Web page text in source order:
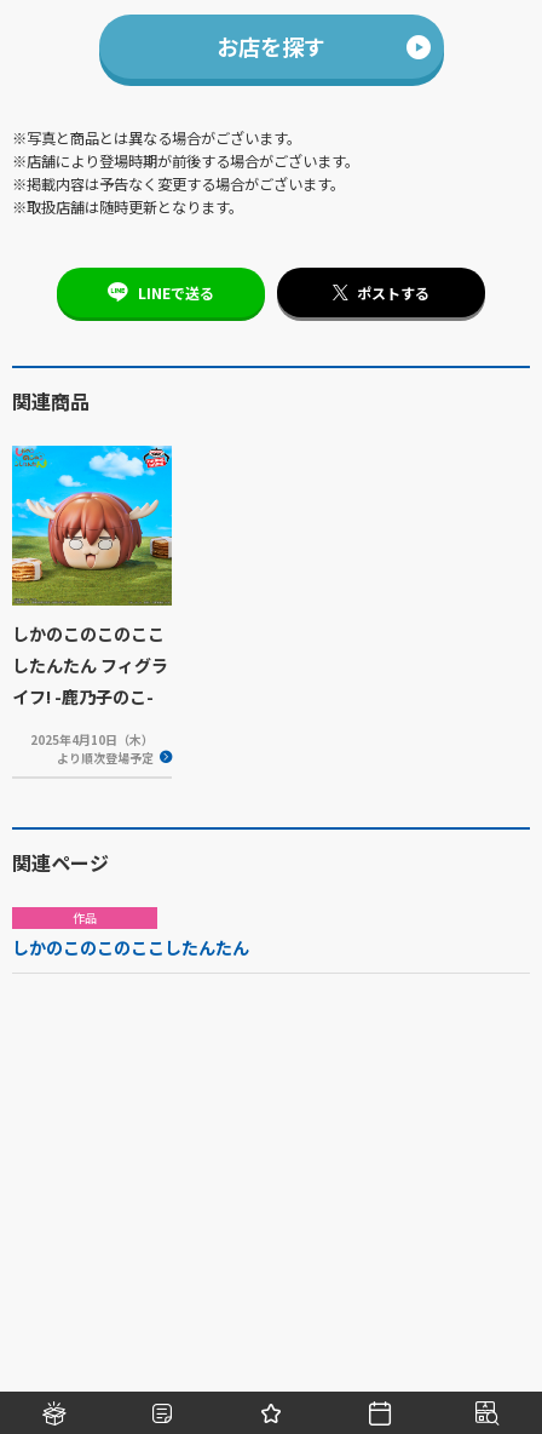
お店を探す
※写真と商品とは異なる場合がございます。
※店舗により登場時期が前後する場合がございます。
※掲載内容は予告なく変更する場合がございます。
※取扱店舗は随時更新となります。
LINEで送る ポストする
関連商品
しかのこのこのここ
したんたん フィグラ
イフ! -鹿乃子のこ-
2025年4月10日（木）
より順次登場予定
関連ページ
作品
しかのこのこのここしたんたん